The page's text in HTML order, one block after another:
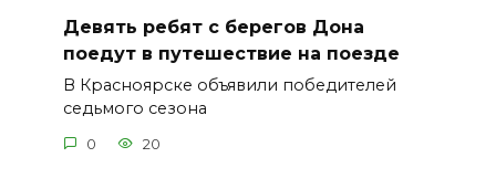
Девять ребят с берегов Дона
поедут в путешествие на поезде
В Красноярске объявили победителей
седьмого сезона
0 20